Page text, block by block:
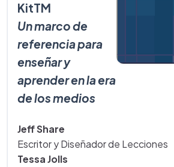
KitTM
Un marco de
referencia para
enseñar y
aprender en la era
de los medios
Jeff Share
Escritor y Diseñador de Lecciones
Tessa Jolls